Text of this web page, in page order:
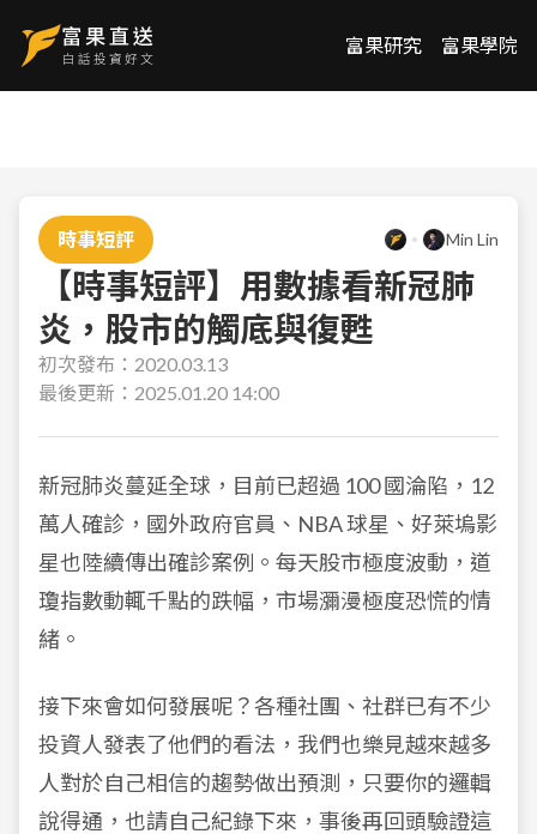
富果研究 富果學院
時事短評 Min Lin
【時事短評】用數據看新冠肺
炎，股市的觸底與復甦
初次發布： 2020.03.13
最後更新： 2025.01.20 14:00
新冠肺炎蔓延全球，目前已超過 100 國淪陷，12
萬人確診，國外政府官員、NBA 球星、好萊塢影
星也陸續傳出確診案例。每天股市極度波動，道
瓊指數動輒千點的跌幅，市場瀰漫極度恐慌的情
緒。
接下來會如何發展呢？各種社團、社群已有不少
投資人發表了他們的看法，我們也樂見越來越多
人對於自己相信的趨勢做出預測，只要你的邏輯
說得通，也請自己紀錄下來，事後再回頭驗證這